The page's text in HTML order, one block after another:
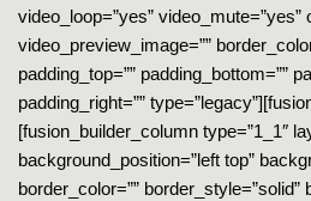
video_loop=”yes” video_mute=”yes”
video_preview_image=””
padding_top=”” padding_bottom=””
padding_right=””
[fusion_builder_column type=”1_1″
background_position=”left top”
border_color=”” border_style=”solid”